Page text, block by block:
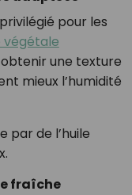
pour les
végétale
une texture
mieux l’humidité
par de l’huile
fraîche